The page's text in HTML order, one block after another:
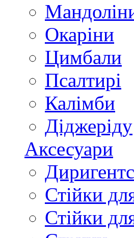
Окаріни
Цимбали
Псалтирі
Калімби
Діджеріду
Аксесуари
Стійки
Стійки